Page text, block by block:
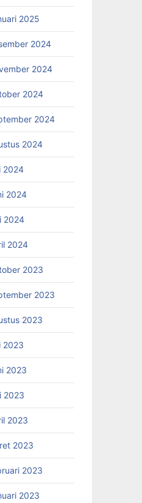
2025
2024
2024
2024
2024
2024
2024
2024
2024
2024
2023
2023
2023
2023
2023
2023
2023
2023
2023
2023